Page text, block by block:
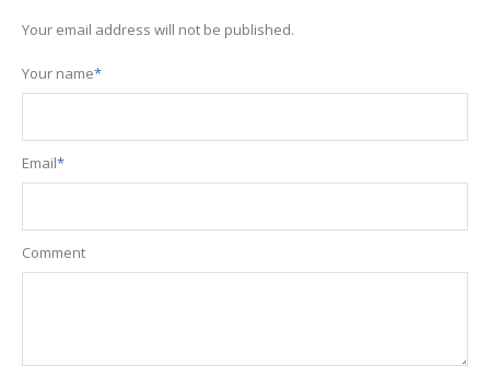
Your email address will not be published.
Your name*
Email*
Comment